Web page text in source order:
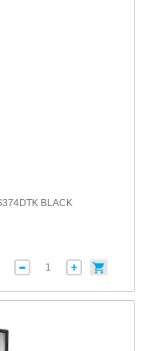
BLACK